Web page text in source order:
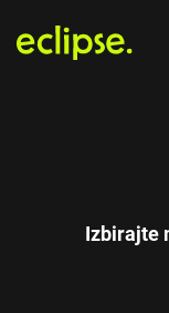
Izbirajte